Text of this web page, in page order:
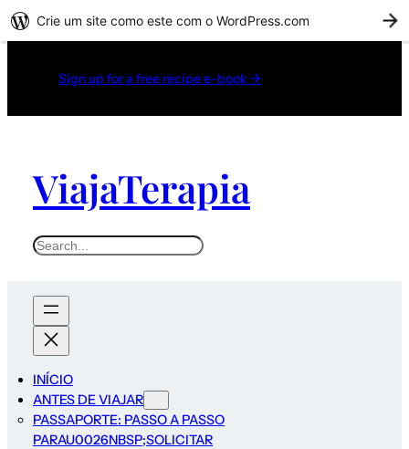
Sign up for a free recipe e-book →
ViajaTerapia
INÍCIO
ANTES DE VIAJAR
PASSAPORTE: PASSO A PASSO
PARAU0026NBSP;SOLICITAR
Crie um site como este com o WordPress.com